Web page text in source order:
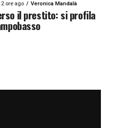
ore ago Veronica Mandalà
il prestito: si profila